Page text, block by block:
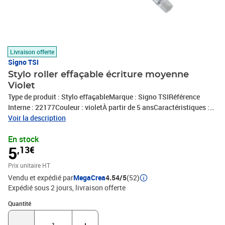
Livraison offerte
Signo TSI
Stylo roller effaçable écriture moyenne
Violet
Type de produit : Stylo effaçableMarque : Signo TSIRéférence
Interne : 22177Couleur : violetÀ partir de 5 ansCaractéristiques :
pour le papierConditionnement : 1 pièceExpédié de France par
Voir la description
En stock
5,13€
Prix unitaire HT
Vendu et expédié parMegaCrea4.54/5(52)
Expédié sous 2 jours livraison offerte
Quantité
Quantité : 1